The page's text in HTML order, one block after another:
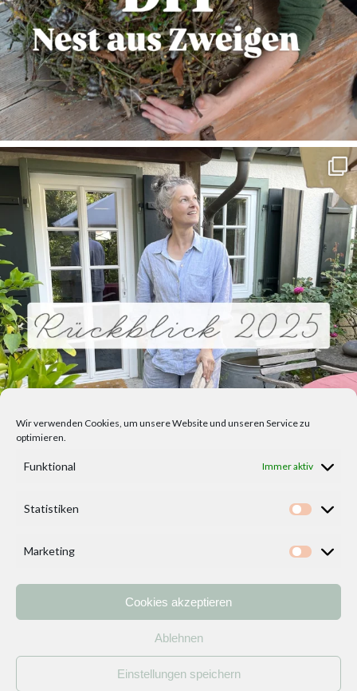
Wir verwenden Cookies, um unsere Website und unseren Service zu
optimieren.
Funktional Immer aktiv
Statistiken
Marketing
Cookies akzeptieren
Ablehnen
Einstellungen speichern
Kontakt
Impressum/ Datenschutzerklärung